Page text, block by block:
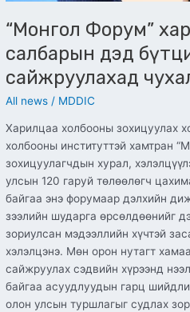
“Монгол Форум”
салбарын дэд
сайжруулахад чухал
All news / MDDIC
Харилцаа холбооны зохицуулах
холбооны институттэй хамтран
зохицуулагчдын хурал,
улсын 120 гаруй төлөөлөгч
байгаа энэ форумаар дэлхийн
зээлийн шударга өрсөлдөөнийг
зориулсан мэдээллийн хүчтэй
хэлэлцэнэ. Мөн орон нутагт
сайжруулах сэдвийн хүрээнд
байгаа асуудлуудын гарц
олон улсын туршлагыг судлах